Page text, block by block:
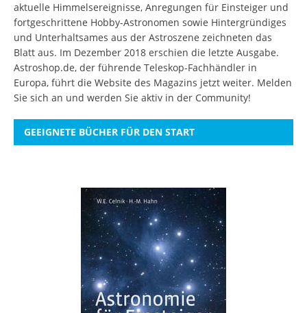
aktuelle Himmelsereignisse, Anregungen für Einsteiger und
fortgeschrittene Hobby-Astronomen sowie Hintergründiges
und Unterhaltsames aus der Astroszene zeichneten das
Blatt aus. Im Dezember 2018 erschien die letzte Ausgabe.
Astroshop.de, der führende Teleskop-Fachhändler in
Europa, führt die Website des Magazins jetzt weiter. Melden
Sie sich an und werden Sie aktiv in der Community!
GEEIGNETE BÜCHER FÜR DEN START